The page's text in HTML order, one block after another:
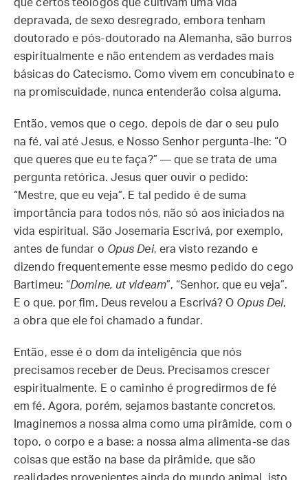
que certos teólogos que cultivam uma vida
depravada, de sexo desregrado, embora tenham
doutorado e pós-doutorado na Alemanha, são burros
espiritualmente e não entendem as verdades mais
básicas do Catecismo. Como vivem em concubinato e
na promiscuidade, nunca entenderão coisa alguma.
Então, vemos que o cego, depois de dar o seu pulo
na fé, vai até Jesus, e Nosso Senhor pergunta-lhe: “O
que queres que eu te faça?” — que se trata de uma
pergunta retórica. Jesus quer ouvir o pedido:
“Mestre, que eu veja”. E tal pedido é de suma
importância para todos nós, não só aos iniciados na
vida espiritual. São Josemaria Escrivá, por exemplo,
antes de fundar o Opus Dei, era visto rezando e
dizendo frequentemente esse mesmo pedido do cego
Bartimeu: “Domine, ut videam”, “Senhor, que eu veja”.
E o que, por fim, Deus revelou a Escrivá? O Opus Dei,
a obra que ele foi chamado a fundar.
Então, esse é o dom da inteligência que nós
precisamos receber de Deus. Precisamos crescer
espiritualmente. E o caminho é progredirmos de fé
em fé. Agora, porém, sejamos bastante concretos.
Imaginemos a nossa alma como uma pirâmide, com o
topo, o corpo e a base: a nossa alma alimenta-se das
coisas que estão na base da pirâmide, que são